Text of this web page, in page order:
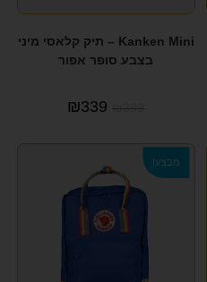
Kanken Mini – תיק קלאסי מיני
בצבע סופר אפור
₪399
₪339
מבצע!